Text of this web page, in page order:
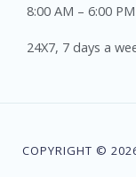
8:00 AM – 6:00 PM
24X7, 7 days a
COPYRIGHT ©